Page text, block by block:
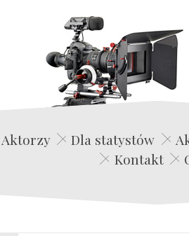
Aktorzy Dla statystów
Kontakt